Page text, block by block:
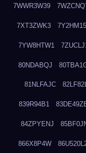
7WWR3W39
7XT3ZWK3
7YW8HTW1
80NDABQJ
81NLFAJC
839R94B1
84ZPYENJ
866X8P4W